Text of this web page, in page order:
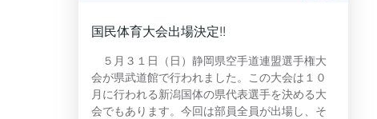
国民体育大会出場決定!!
５月３１日（日）静岡県空手道連盟選手権大
会が県武道館で行われました。この大会は１０
月に行われる新潟国体の県代表選手を決める大
会でもあります。今回は部員全員が出場し、そ